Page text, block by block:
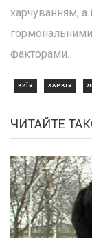
харчуванням, а
факторами.
КИЇВ ХАРКІВ
ЧИТАЙТЕ